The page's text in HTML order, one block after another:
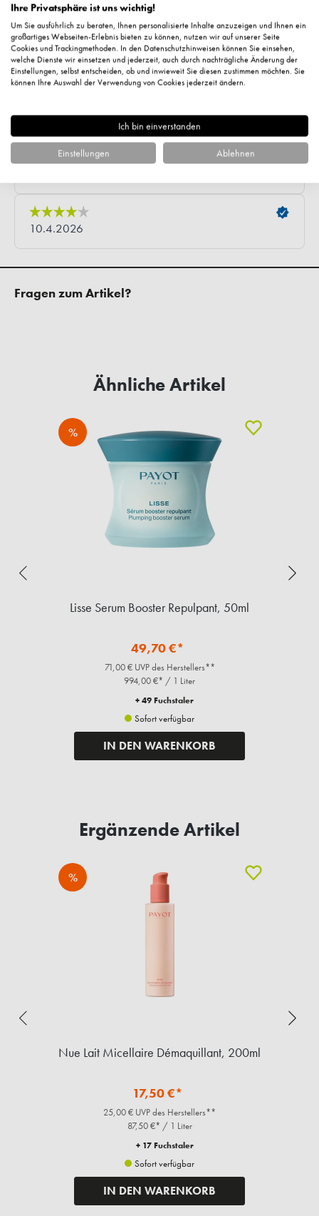
Fragen zum Artikel?
Ähnliche Artikel
%
Lisse Serum Booster Repulpant, 50ml
49,70 €*
71,00 € UVP des Herstellers**
994,00 €* / 1 Liter
+ 49 Fuchstaler
Sofort verfügbar
IN DEN WARENKORB
Ergänzende Artikel
%
Nue Lait Micellaire Démaquillant, 200ml
17,50 €*
25,00 € UVP des Herstellers**
87,50 €* / 1 Liter
+ 17 Fuchstaler
Sofort verfügbar
IN DEN WARENKORB
Ihre Privatsphäre ist uns wichtig!
Um Sie ausführlich zu beraten, Ihnen personalisierte Inhalte anzuzeigen und Ihnen ein
großartiges Webseiten-Erlebnis bieten zu können, nutzen wir auf unserer Seite
Cookies und Trackingmethoden. In den Datenschutzhinweisen können Sie einsehen,
welche Dienste wir einsetzen und jederzeit, auch durch nachträgliche Änderung der
Einstellungen, selbst entscheiden, ob und inwieweit Sie diesen zustimmen möchten. Sie
können Ihre Auswahl der Verwendung von Cookies jederzeit ändern.
Ich bin einverstanden
Einstellungen Ablehnen